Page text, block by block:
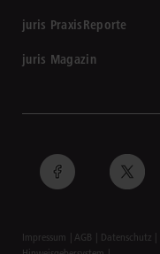
juris PraxisReporte
juris Magazin
Impressum AGB Datenschutz